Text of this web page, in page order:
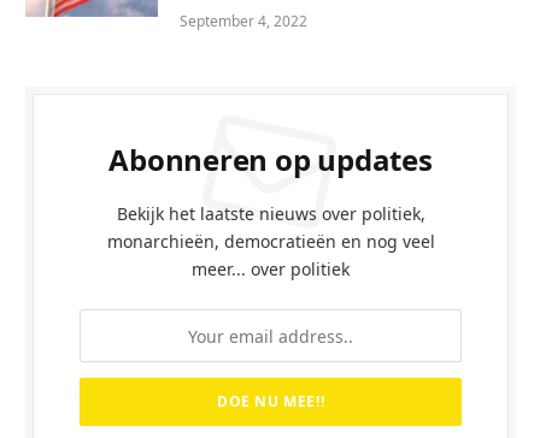
September 4, 2022
Abonneren op updates
Bekijk het laatste nieuws over politiek,
monarchieën, democratieën en nog veel
meer... over politiek